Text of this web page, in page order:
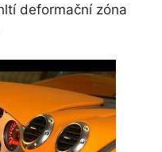
deformační zóna